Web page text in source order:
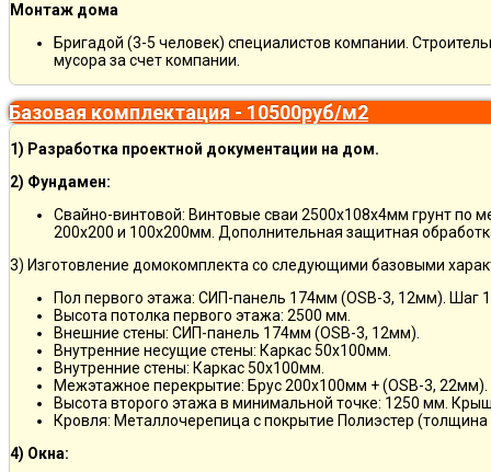
Монтаж дома
Бригадой (3-5 человек) специалистов компании.
мусора за счет компании.
Базовая комплектация - 10500руб/м2
1) Разработка проектной документации на дом.
2) Фундамен:
Свайно-винтовой: Винтовые сваи 2500х108х4мм грунт по
200х200 и 100х200мм. Дополнительная защитная
3) Изготовление домокомплекта со следующими базовыми
Пол первого этажа: СИП-панель 174мм (OSB-3, 12мм). Шаг
Высота потолка первого этажа: 2500 мм.
Внешние стены: СИП-панель 174мм (OSB-3, 12мм).
Внутренние несущие стены: Каркас 50х100мм.
Внутренние стены: Каркас 50х100мм.
Межэтажное перекрытие: Брус 200х100мм + (OSB-3, 22мм).
Высота второго этажа в минимальной точке: 1250 мм.
Кровля: Металлочерепица с покрытие Полиэстер
4) Окна: